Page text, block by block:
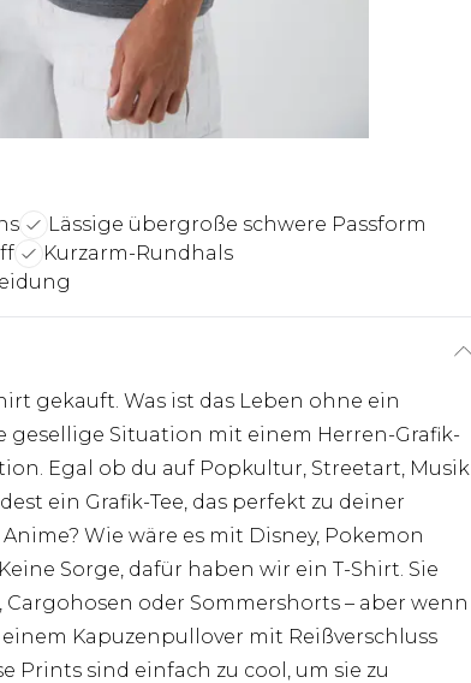
Lässige übergroße schwere Passform
Kurzarm-Rundhals
gekauft. Was ist das Leben ohne ein
gesellige Situation mit einem Herren-Grafik-
Egal ob du auf Popkultur, Streetart, Musik
ein Grafik-Tee, das perfekt zu deiner
Wie wäre es mit Disney, Pokemon
Sorge, dafür haben wir ein T-Shirt. Sie
oder Sommershorts – aber wenn
Kapuzenpullover mit Reißverschluss
Prints sind einfach zu cool, um sie zu